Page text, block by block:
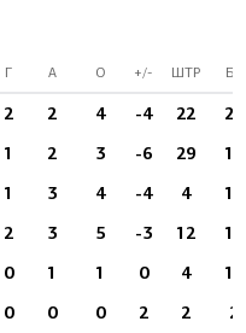
Г А О +/- ШТР БВ
2 2 4 -4 22 22
1 2 3 -6 29 12
1 3 4 -4 4 14
2 3 5 -3 12 15
0 1 1 0 4 17
0 0 0 2 2 2